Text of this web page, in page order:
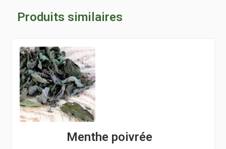
Produits similaires
Menthe poivrée